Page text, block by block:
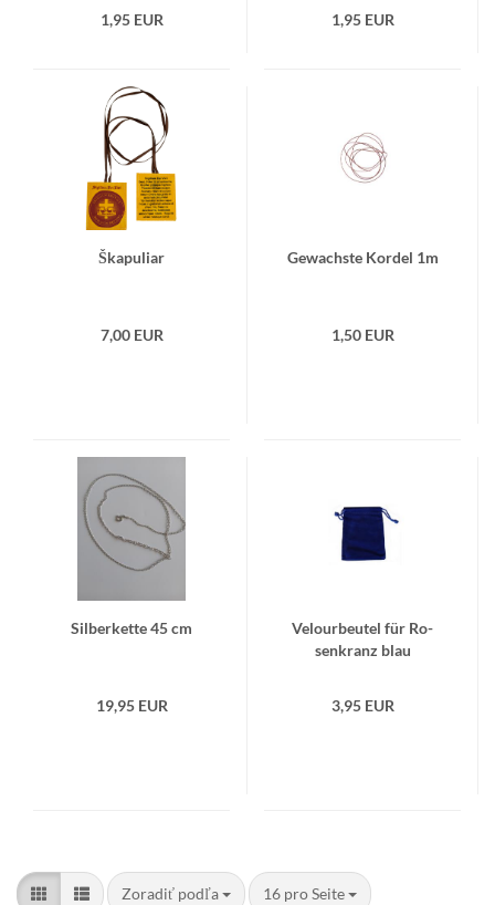
1,95 EUR 1,95 EUR
Ška­pu­liar
7,00 EUR
Ge­wachs­te Kor­del 1m
1,50 EUR
Sil­ber­ket­te 45 cm
19,95 EUR
Ve­lour­be­utel für Ro­
sen­kranz blau
3,95 EUR
Zoradiť podľa
Zoradiť podľa 16 pro Seite
pro Seite